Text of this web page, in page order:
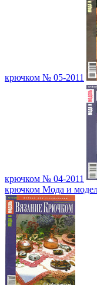
крючком № 05-2011
крючком № 04-2011
крючком Мода и